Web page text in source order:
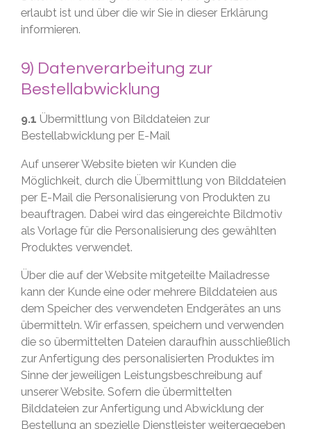
erlaubt ist und über die wir Sie in dieser Erklärung
informieren.
9) Datenverarbeitung zur
Bestellabwicklung
9.1 Übermittlung von Bilddateien zur
Bestellabwicklung per E-Mail
Auf unserer Website bieten wir Kunden die
Möglichkeit, durch die Übermittlung von Bilddateien
per E-Mail die Personalisierung von Produkten zu
beauftragen. Dabei wird das eingereichte Bildmotiv
als Vorlage für die Personalisierung des gewählten
Produktes verwendet.
Über die auf der Website mitgeteilte Mailadresse
kann der Kunde eine oder mehrere Bilddateien aus
dem Speicher des verwendeten Endgerätes an uns
übermitteln. Wir erfassen, speichern und verwenden
die so übermittelten Dateien daraufhin ausschließlich
zur Anfertigung des personalisierten Produktes im
Sinne der jeweiligen Leistungsbeschreibung auf
unserer Website. Sofern die übermittelten
Bilddateien zur Anfertigung und Abwicklung der
Bestellung an spezielle Dienstleister weitergegeben